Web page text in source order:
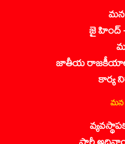
మన
జై హింద్
జాతీయ
కార్య